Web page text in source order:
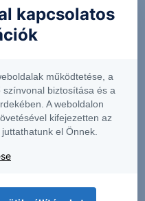
várakozásokon felül
származik
között 5%-os
Asset
befektető is
kapcsolatos
működtetése, a
biztosítása és a
A weboldalon
kifejezetten az
el Önnek.